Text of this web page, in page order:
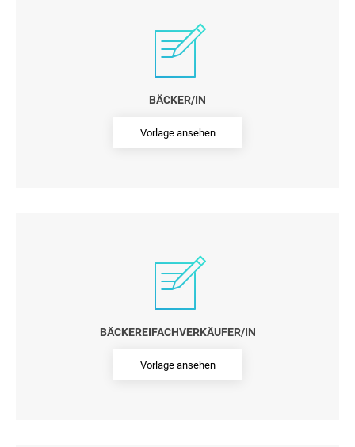
BÄCKER/IN
Vorlage ansehen
BÄCKEREIFACHVERKÄUFER/IN
Vorlage ansehen